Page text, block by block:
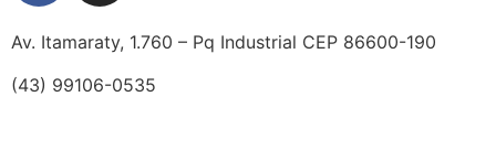
Av. Itamaraty, 1.760 – Pq Industrial CEP 86600-190
(43) 99106-0535